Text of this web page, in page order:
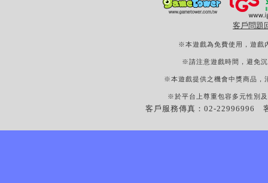
客戶問題
※本遊戲為免費使用，遊戲
※請注意遊戲時間，避免
※本遊戲提供之機會中獎商品，
※於平台上尊重包容多元性別
客戶服務傳真：02-22996996